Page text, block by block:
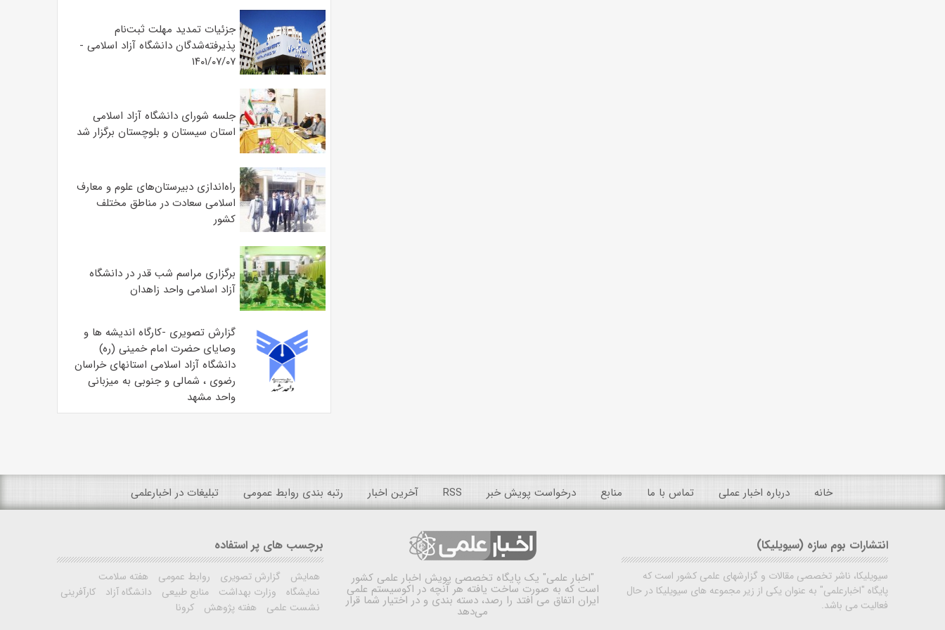
جزئیات تمدید مهلت ثبت‌نام
پذیرفته‌شدگان دانشگاه آزاد اسلامی -
۱۴۰۱/۰۷/۰۷
جلسه شورای دانشگاه آزاد اسلامی
استان سیستان و بلوچستان برگزار شد
‌راه‌اندازی دبیرستان‌های علوم و معارف
اسلامی سعادت در مناطق مختلف
کشور
برگزاری مراسم شب قدر در دانشگاه
آزاد اسلامی واحد زاهدان
گزارش تصویری -کارگاه اندیشه ها و
وصایای حضرت امام خمینی (ره)
دانشگاه آزاد اسلامی استانهای خراسان
رضوی ، شمالی و جنوبی به میزبانی
واحد مشهد
خانه درباره اخبار عملی تماس با ما منابع درخواست پویش خبر RSS آخرین اخبار رتبه بندی روابط عمومی تبلیغات در اخبارعلمی
انتشارات بوم سازه (سیویلیکا)
سیویلیکا، ناشر تخصصی مقالات و گزارشهای علمی کشور است که
پایگاه "اخبارعلمی" به عنوان یکی از زیر مجموعه های سیویلیکا در حال
فعالیت می باشد.
"اخبار علمی" یک پایگاه تخصصی پویش اخبار علمی کشور
است که به صورت ساخت یافته هر آنچه در اکوسیستم علمی
ایران اتفاق می افتد را رصد، دسته بندی و در اختیار شما قرار
می‌دهد
برچسب های پر استفاده
همایش گزارش تصویری روابط عمومی
هفته سلامت
نمایشگاه
وزارت بهداشت منابع طبیعی دانشگاه آزاد
کارآفرینی
نشست علمی
هفته پژوهش کرونا